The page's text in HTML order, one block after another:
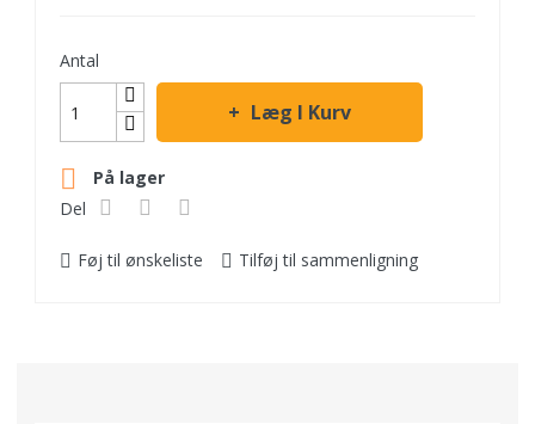
Antal
Læg I Kurv

På lager
Del
Føj til ønskeliste Tilføj til sammenligning